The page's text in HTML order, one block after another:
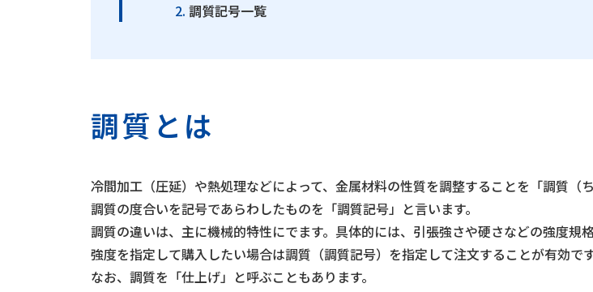
調質記号一覧
調質とは
冷間加工（圧延）や熱処理などによって、金属材料の性質を調整することを「調質（
調質の度合いを記号であらわしたものを「調質記号」と言います。
調質の違いは、主に機械的特性にでます。具体的には、引張強さや硬さなどの強度規
強度を指定して購入したい場合は調質（調質記号）を指定して注文することが有効です
なお、調質を「仕上げ」と呼ぶこともあります。